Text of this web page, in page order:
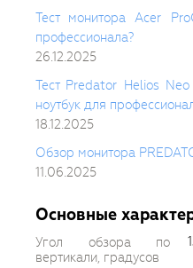
Тест монитора Acer
профессионала?
26.12.2025
Тест Predator Helios
ноутбук для
18.12.2025
Обзор монитора
11.06.2025
Основные
Угол обзора по
вертикали, градусов